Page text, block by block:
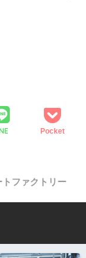
Pocket
トファクトリー